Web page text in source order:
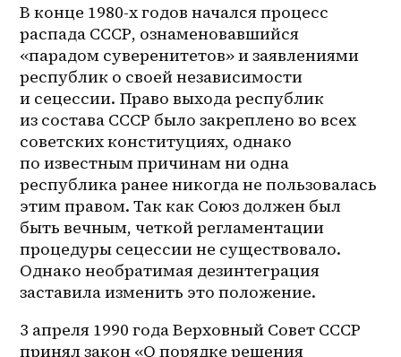
В конце 1980-х годов начался процесс
распада СССР, ознаменовавшийся
«парадом суверенитетов» и заявлениями
республик о своей независимости
и сецессии. Право выхода республик
из состава СССР было закреплено во всех
советских конституциях, однако
по известным причинам ни одна
республика ранее никогда не пользовалась
этим правом. Так как Союз должен был
быть вечным, четкой регламентации
процедуры сецессии не существовало.
Однако необратимая дезинтеграция
заставила изменить это положение.
3 апреля 1990 года Верховный Совет СССР
принял закон «О порядке решения